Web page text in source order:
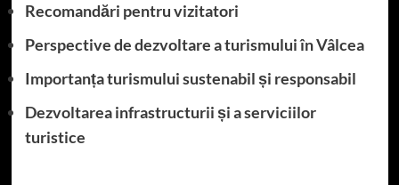
Recomandări pentru vizitatori
Perspective de dezvoltare a turismului în Vâlcea
Importanța turismului sustenabil și responsabil
Dezvoltarea infrastructurii și a serviciilor
turistice